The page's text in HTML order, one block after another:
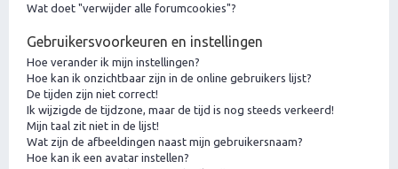
Wat doet "verwijder alle forumcookies"?
Gebruikersvoorkeuren en instellingen
Hoe verander ik mijn instellingen?
Hoe kan ik onzichtbaar zijn in de online gebruikers lijst?
De tijden zijn niet correct!
Ik wijzigde de tijdzone, maar de tijd is nog steeds verkeerd!
Mijn taal zit niet in de lijst!
Wat zijn de afbeeldingen naast mijn gebruikersnaam?
Hoe kan ik een avatar instellen?